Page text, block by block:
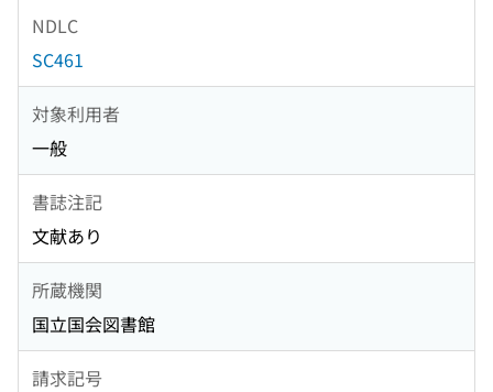
NDLC
SC461
対象利用者
一般
書誌注記
文献あり
所蔵機関
国立国会図書館
請求記号